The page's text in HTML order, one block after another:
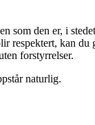
som den er, i
respektert, kan du
forstyrrelser.
naturlig.